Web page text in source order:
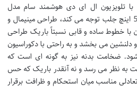
با تلویزیون ال ای دی هوشمند سام مدل
UA55CU8500TH سایز 55 اینچ جلب توجه می کند، طراحی مینیمال و
خطوط ساده و قابی نسبتاً باریک طراحی
می بخشد و به راحتی با دکوراسیون
ضخامت بدنه نیز به گونه ای است که
به نظر می رسد و نه آنقدر باریک که حس
مناسب میان استحکام و ظرافت برقرار